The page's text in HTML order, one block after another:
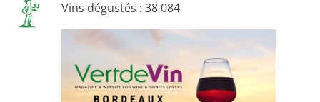
Vins dégustés : 38 084